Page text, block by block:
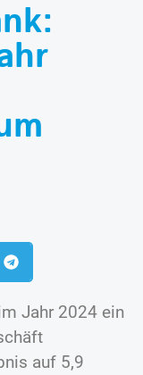
Jahr 2024 ein
auf 5,9